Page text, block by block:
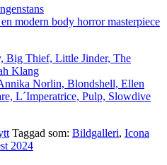
modern body horror masterpiece
Big Thief, Little Jinder, The
Klang
Norlin, Blondshell, Ellen
L´Imperatrice, Pulp, Slowdive
Taggad som: Bildgalleri, Icona
2024